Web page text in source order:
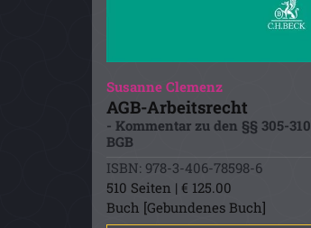
Susanne Clemenz
AGB-Arbeitsrecht
- Kommentar zu den §§ 305-310
BGB
ISBN: 978-3-406-78598-6
510 Seiten | € 125.00
Buch [Gebundenes Buch]